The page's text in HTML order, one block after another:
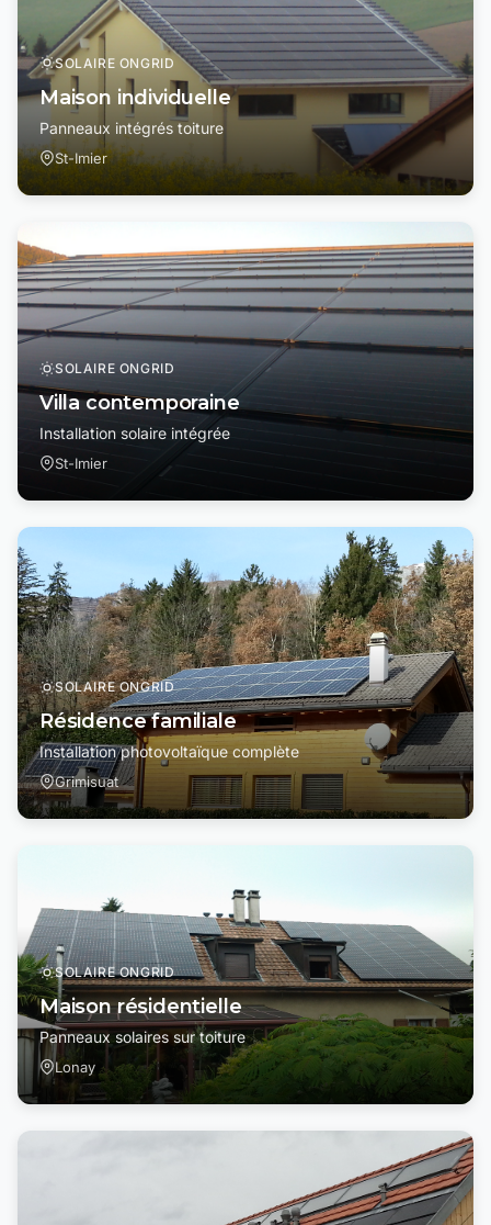
SOLAIRE ONGRID
Maison individuelle
Panneaux intégrés toiture
St-Imier
SOLAIRE ONGRID
Villa contemporaine
Installation solaire intégrée
St-Imier
SOLAIRE ONGRID
Résidence familiale
Installation photovoltaïque complète
Grimisuat
SOLAIRE ONGRID
Maison résidentielle
Panneaux solaires sur toiture
Lonay